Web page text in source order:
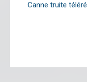
Canne truite